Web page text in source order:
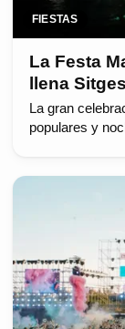
FIESTAS
La Festa
llena
La gran
populares y